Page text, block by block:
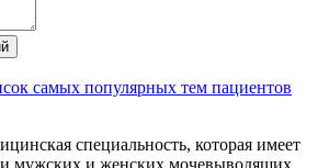
самых популярных тем пациентов
специальность, которая имеет
мужских и женских мочевыводящих